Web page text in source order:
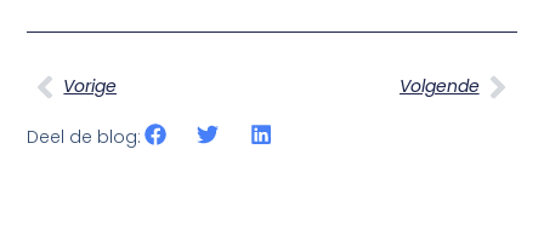
Vorige Volgende
Deel de blog: